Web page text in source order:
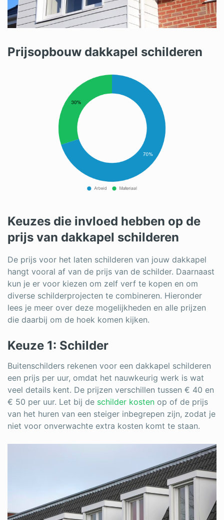
Prijsopbouw dakkapel schilderen
Keuzes die invloed hebben op de
prijs van dakkapel schilderen
De prijs voor het laten schilderen van jouw dakkapel
hangt vooral af van de prijs van de schilder. Daarnaast
kun je er voor kiezen om zelf verf te kopen en om
diverse schilderprojecten te combineren. Hieronder
lees je meer over deze mogelijkheden en alle prijzen
die daarbij om de hoek komen kijken.
Keuze 1: Schilder
Buitenschilders rekenen voor een dakkapel schilderen
een prijs per uur, omdat het nauwkeurig werk is wat
veel details kent. De prijzen verschillen tussen € 40 en
€ 50 per uur. Let bij de schilder kosten op of de prijs
van het huren van een steiger inbegrepen zijn, zodat je
niet voor onverwachte extra kosten komt te staan.